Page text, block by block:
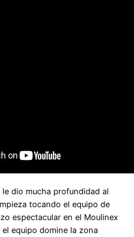
dio mucha profundidad al
tocando el equipo de
espectacular en el Moulinex
el equipo domine la zona